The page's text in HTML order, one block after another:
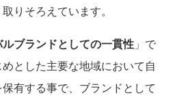
りそろえています。
ブランドとしての一貫性 」で
とした主要な地域において自
有する事で、ブランドとして